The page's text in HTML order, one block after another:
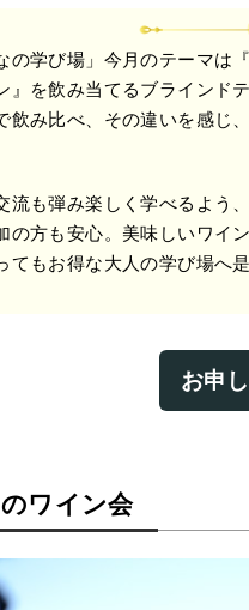
の学び場」今月のテーマは
』を飲み当てるブラインド
飲み比べ、その違いを感じ
流も弾み楽しく学べるよう
の方も安心。美味しいワイ
てもお得な大人の学び場へ
お申
ワイン会